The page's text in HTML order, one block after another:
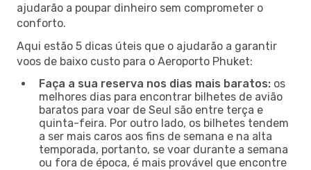
ajudarão a poupar dinheiro sem comprometer o
conforto.
Aqui estão 5 dicas úteis que o ajudarão a garantir
voos de baixo custo para o Aeroporto Phuket:
Faça a sua reserva nos dias mais baratos: os
melhores dias para encontrar bilhetes de avião
baratos para voar de Seul são entre terça e
quinta-feira. Por outro lado, os bilhetes tendem
a ser mais caros aos fins de semana e na alta
temporada, portanto, se voar durante a semana
ou fora de época, é mais provável que encontre